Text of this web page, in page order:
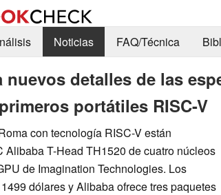
Noticias FAQ/Técnica
nuevos detalles de las
portátiles RISC-V
con tecnología RISC-V están
Alibaba T-Head TH1520 de cuatro núcleos
de Imagination Technologies. Los
dólares y Alibaba ofrece tres paquetes